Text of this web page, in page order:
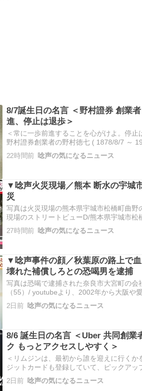
8/7誕生日の名言 ＜野村證券 創業
進、停止は退歩＞
＜常に一歩前進することを心がけよ。停
野村證券創業者の野村徳七 ( 1878/8/7 ～
の言葉は、変化の激しいビジネスの世界
刻むべき羅針盤となります。現状維持は安
22時間前 唸声の気になるニュース
▼唸声火災現場／熊本 断水の宇城
災
写真は火災現場の熊本県宇城市松橋町曲
現場のストリートビューD/熊本県宇城市松
https://maps.app.goo.gl/
https://maps.app.goo.gl/6wpqjaz6vSL…
27時間前 唸声の気になるニュース
▼唸声事件の顔／秋葉原の路上で
壊れた補償しろとの恐喝男を逮捕
写真は恐喝で逮捕された奈良市大宮町の会
（55）/ youtubeより、2002年から大阪や
4000万くらいはやったと話していると言
「インプラント壊れた」路上で言いがかり
2日前 唸声の気になるニュース
8/6 誕生日の名言 ＜Uber 共同創業
ク もっとアクセスしやすく＞
＜リムジンは、最初から誰を迎えに行く
ジットカードも登録していて、ピックア
つまり、基本的には事前の取り決めがあ
は運転手や会社、料金も把握しています。
2日前 唸声の気になるニュース